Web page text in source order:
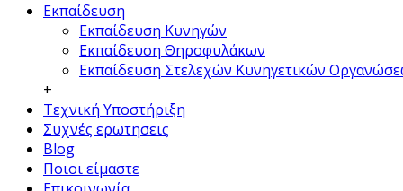
Εκπαίδευση
Εκπαίδευση Κυνηγών
Εκπαίδευση Θηροφυλάκων
Εκπαίδευση Στελεχών Κυνηγετικών
+
Τεχνική Υποστήριξη
Συχνές ερωτησεις
Blog
Ποιοι είμαστε